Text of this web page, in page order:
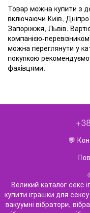
Товар можна купити з
включаючи Київ,
Запоріжжя, Львів.
компанією-
можна переглянути у
покупкою
фахівцями.
💬
Великий каталог секс
купити іграшки для
вакуумні вібратори,